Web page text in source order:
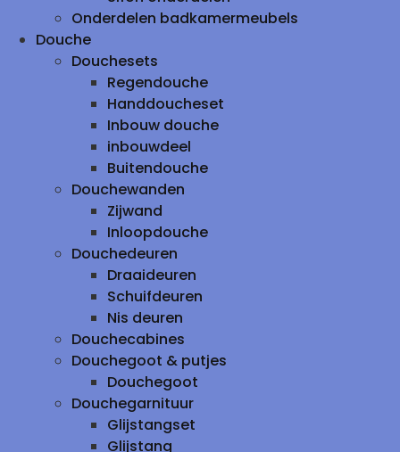
Onderdelen badkamermeubels
Douche
Douchesets
Regendouche
Handdoucheset
Inbouw douche
inbouwdeel
Buitendouche
Douchewanden
Zijwand
Inloopdouche
Douchedeuren
Draaideuren
Schuifdeuren
Nis deuren
Douchecabines
Douchegoot & putjes
Douchegoot
Douchegarnituur
Glijstangset
Glijstang